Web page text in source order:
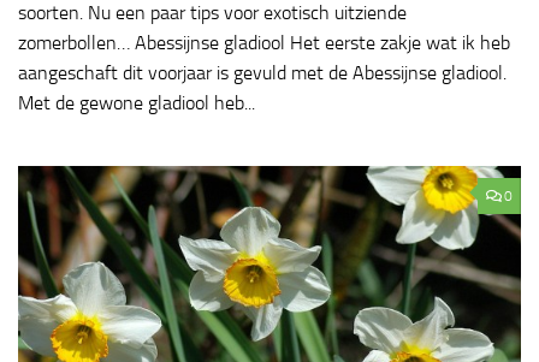
soorten. Nu een paar tips voor exotisch uitziende
zomerbollen… Abessijnse gladiool Het eerste zakje wat ik heb
aangeschaft dit voorjaar is gevuld met de Abessijnse gladiool.
Met de gewone gladiool heb...
0